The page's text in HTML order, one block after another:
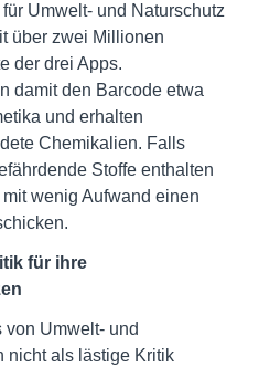
Umwelt- und Naturschutz
über zwei Millionen
der drei Apps.
damit den Barcode etwa
und erhalten
Chemikalien. Falls
Stoffe enthalten
wenig Aufwand einen
für ihre
von Umwelt- und
nicht als lästige Kritik